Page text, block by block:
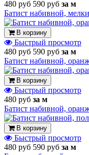
480 руб 590 руб за м
Батист набивной,
В корзину
Быстрый просмотр
480 руб 590 руб за м
Батист набивной,
В корзину
Быстрый просмотр
480 руб за м
Батист набивной,
В корзину
Быстрый просмотр
480 руб 590 руб за м